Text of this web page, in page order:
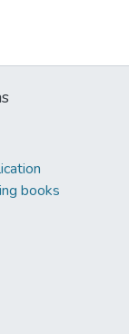
books